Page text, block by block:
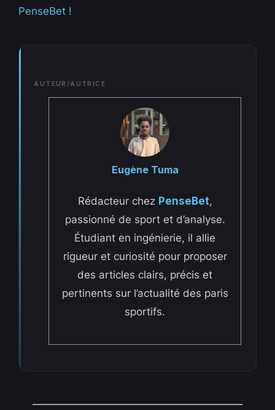
PenseBet !
AUTEUR/AUTRICE
Eugène Tuma
Rédacteur chez PenseBet,
passionné de sport et d’analyse.
Étudiant en ingénierie, il allie
rigueur et curiosité pour proposer
des articles clairs, précis et
pertinents sur l’actualité des paris
sportifs.